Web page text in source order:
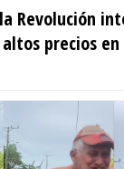
Revolución
precios